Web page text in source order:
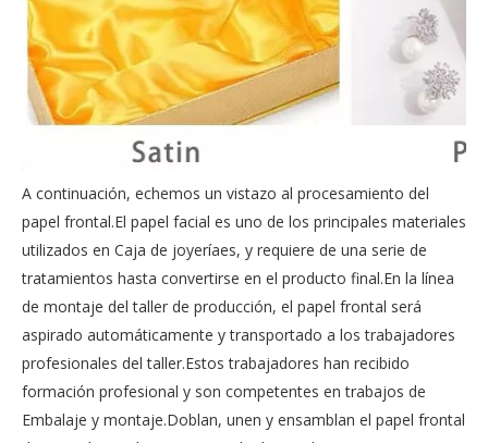
A continuación, echemos un vistazo al procesamiento del
papel frontal.El papel facial es uno de los principales materiales
utilizados en Caja de joyeríaes, y requiere de una serie de
tratamientos hasta convertirse en el producto final.En la línea
de montaje del taller de producción, el papel frontal será
aspirado automáticamente y transportado a los trabajadores
profesionales del taller.Estos trabajadores han recibido
formación profesional y son competentes en trabajos de
Embalaje y montaje.Doblan, unen y ensamblan el papel frontal